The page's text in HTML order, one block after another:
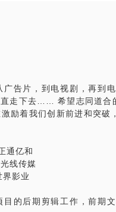
广告片，到电视剧，再到
走下去…… 希望志同道合
励着我们创新前进和突破
通亿和
线传媒
影业
目的后期剪辑工作，前期